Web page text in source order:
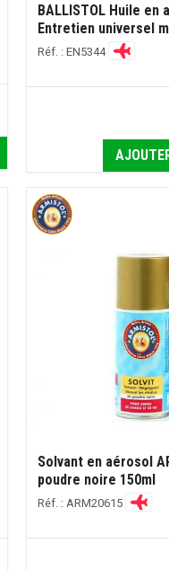
BALLISTOL Huile en
Entretien universel
Réf. : EN5344
Solvant en aérosol
poudre noire 150ml
Réf. : ARM20615